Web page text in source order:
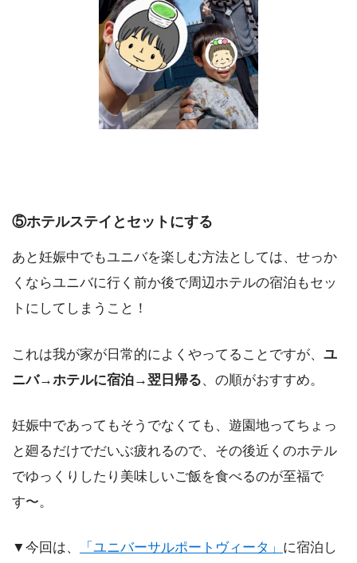
⑤ホテルステイとセットにする
あと妊娠中でもユニバを楽しむ方法としては、せっか
くならユニバに行く前か後で周辺ホテルの宿泊もセッ
トにしてしまうこと！
これは我が家が日常的によくやってることですが、 ユ
ニバ→ホテルに宿泊→翌日帰る、の順がおすすめ。
妊娠中であってもそうでなくても、遊園地ってちょっ
と廻るだけでだいぶ疲れるので、その後近くのホテル
でゆっくりしたり美味しいご飯を食べるのが至福で
す〜。
▼今回は、 「ユニバーサルポートヴィータ」 に宿泊し